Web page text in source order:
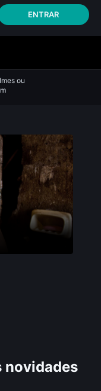
ENTRAR
ou
novidades